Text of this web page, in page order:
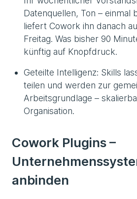
Datenquellen, Ton – einmal
liefert Cowork ihn danach
Freitag. Was bisher 90
künftig auf Knopfdruck.
Geteilte Intelligenz: Skills
teilen und werden zur
Arbeitsgrundlage –
Organisation.
Cowork Plugins –
anbinden